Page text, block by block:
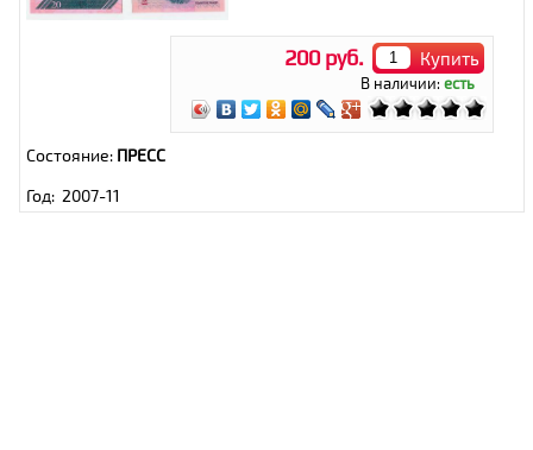
200 руб. Купить
В наличии:есть
Состояние: ПРЕСС
Год: 2007-11